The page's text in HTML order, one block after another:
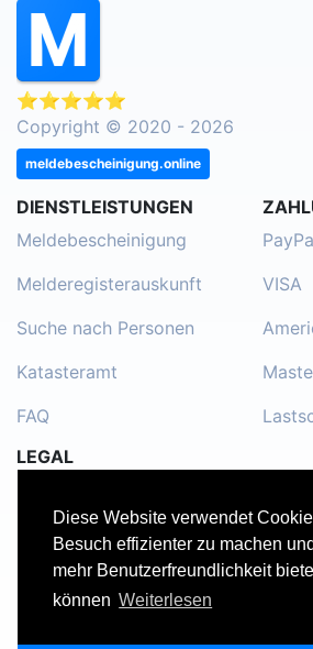
Diese Website verwendet
Besuch effizienter zu machen
mehr Benutzerfreundlichkeit
können Weiterlesen
⭐⭐⭐⭐⭐
Copyright © 2020 - 2026
meldebescheinigung.online
DIENSTLEISTUNGEN
Meldebescheinigung
Melderegisterauskunft
Suche nach Personen
Katasteramt
FAQ
VISA
LEGAL
Kontakt
Datenschutzerklärung